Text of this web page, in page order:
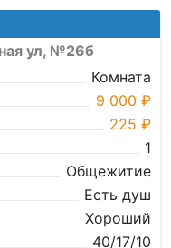
ул, №26б
Комната
9 000 ₽
225 ₽
1
Общежитие
Есть душ
Хороший
40/17/10